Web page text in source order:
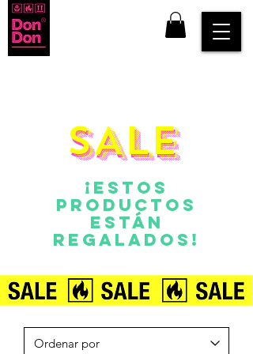
SALE
SALE
¡Estos
productos
están
regalados!